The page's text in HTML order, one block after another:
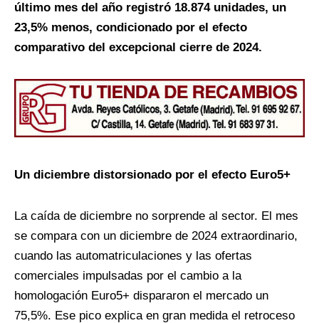
último mes del año registró 18.874 unidades, un
23,5% menos, condicionado por el efecto
comparativo del excepcional cierre de 2024.
Un diciembre distorsionado por el efecto Euro5+
La caída de diciembre no sorprende al sector. El mes
se compara con un diciembre de 2024 extraordinario,
cuando las automatriculaciones y las ofertas
comerciales impulsadas por el cambio a la
homologación Euro5+ dispararon el mercado un
75,5%. Ese pico explica en gran medida el retroceso